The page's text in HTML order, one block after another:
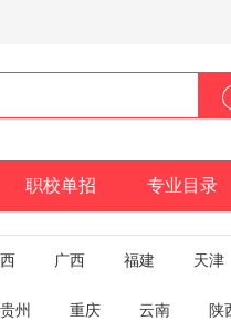
职校单招 专业目录
广西 福建 天津
贵州 重庆 云南 陕